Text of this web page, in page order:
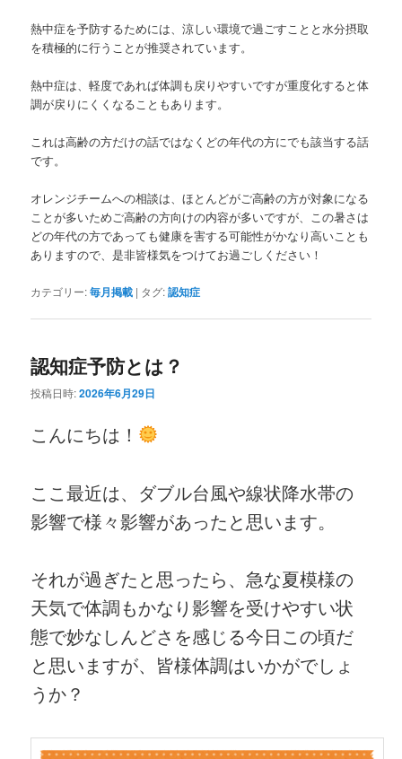
熱中症を予防するためには、涼しい環境で過ごすことと水分摂取
を積極的に行うことが推奨されています。
熱中症は、軽度であれば体調も戻りやすいですが重度化すると体
調が戻りにくくなることもあります。
これは高齢の方だけの話ではなくどの年代の方にでも該当する話
です。
オレンジチームへの相談は、ほとんどがご高齢の方が対象になる
ことが多いためご高齢の方向けの内容が多いですが、この暑さは
どの年代の方であっても健康を害する可能性がかなり高いことも
ありますので、是非皆様気をつけてお過ごしください！
カテゴリー:毎月掲載 | タグ:認知症
認知症予防とは？
投稿日時:2026年6月29日
こんにちは！
ここ最近は、ダブル台風や線状降水帯の
影響で様々影響があったと思います。
それが過ぎたと思ったら、急な夏模様の
天気で体調もかなり影響を受けやすい状
態で妙なしんどさを感じる今日この頃だ
と思いますが、皆様体調はいかがでしょ
うか？